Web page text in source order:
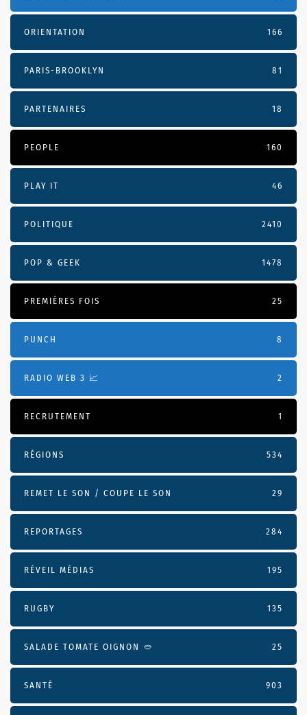
ORIENTATION 166
PARIS-BROOKLYN 81
PARTENAIRES 18
PEOPLE 160
PLAY IT 46
POLITIQUE 2410
POP & GEEK 1478
PREMIÈRES FOIS 25
PUNCH 8
RADIO WEB 3 📈 2
RECRUTEMENT 1
RÉGIONS 534
REMET LE SON / COUPE LE SON 29
REPORTAGES 284
RÉVEIL MÉDIAS 195
RUGBY 135
SALADE TOMATE OIGNON 🥙 25
SANTÉ 903